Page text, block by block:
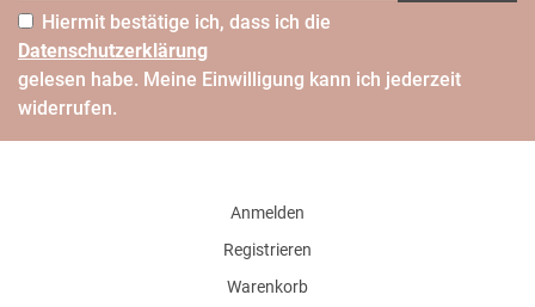
Hiermit bestätige ich, dass ich die
Daten­schutz­erklärung
gelesen habe. Meine Einwilligung kann ich jederzeit
widerrufen.
Anmelden
Registrieren
Warenkorb